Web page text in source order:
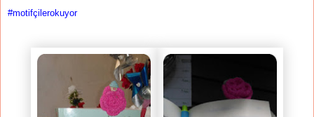
#motifçilerokuyor